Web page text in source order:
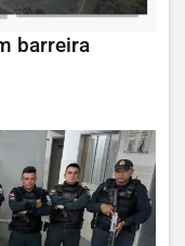
barreira